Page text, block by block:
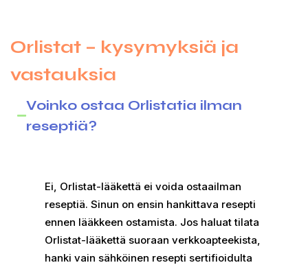
Orlistat – kysymyksiä ja
vastauksia
Voinko ostaa Orlistatia ilman
reseptiä?
Ei, Orlistat-lääkettä ei voida ostaailman
reseptiä. Sinun on ensin hankittava resepti
ennen lääkkeen ostamista. Jos haluat tilata
Orlistat-lääkettä suoraan verkkoapteekista,
hanki vain sähköinen resepti sertifioidulta